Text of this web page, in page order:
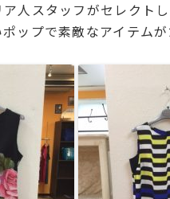
人スタッフがセレクト
ップで素敵なアイテム